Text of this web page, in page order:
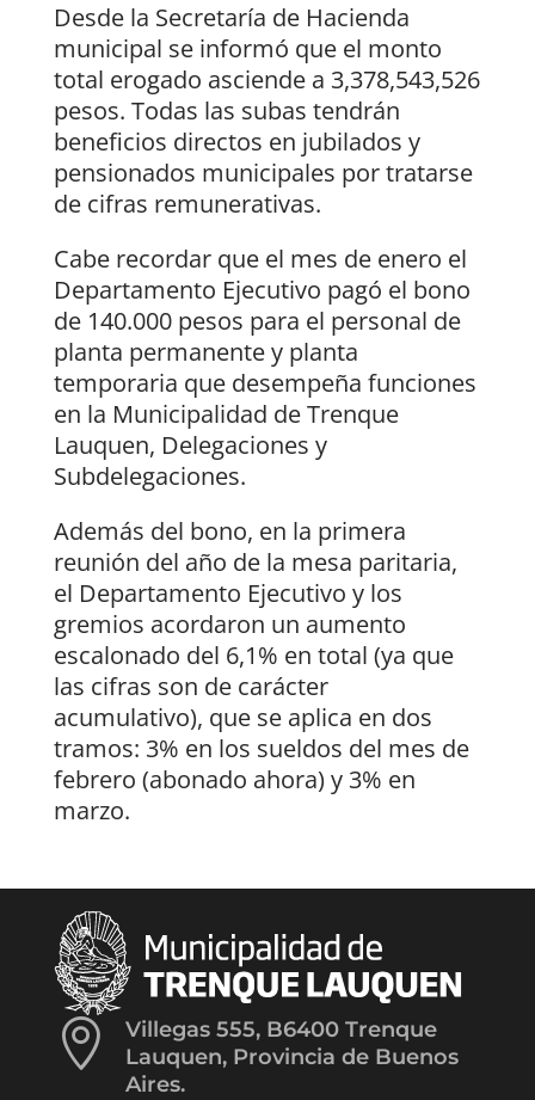
Desde la Secretaría de Hacienda
municipal se informó que el monto
total erogado asciende a 3,378,543,526
pesos. Todas las subas tendrán
beneficios directos en jubilados y
pensionados municipales por tratarse
de cifras remunerativas.
Cabe recordar que el mes de enero el
Departamento Ejecutivo pagó el bono
de 140.000 pesos para el personal de
planta permanente y planta
temporaria que desempeña funciones
en la Municipalidad de Trenque
Lauquen, Delegaciones y
Subdelegaciones.
Además del bono, en la primera
reunión del año de la mesa paritaria,
el Departamento Ejecutivo y los
gremios acordaron un aumento
escalonado del 6,1% en total (ya que
las cifras son de carácter
acumulativo), que se aplica en dos
tramos: 3% en los sueldos del mes de
febrero (abonado ahora) y 3% en
marzo.

Villegas 555, B6400 Trenque
Lauquen, Provincia de Buenos
Aires.